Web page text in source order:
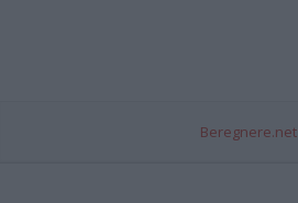
Beregnere.net